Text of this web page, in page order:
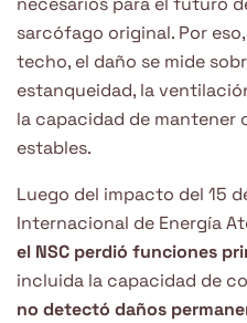
sarcófago original. Por
techo, el daño se mide
estanqueidad, la
la capacidad de mantener
estables.
Luego del impacto del 15
Internacional de Energía
el NSC perdió funciones
incluida la capacidad de
no detectó daños